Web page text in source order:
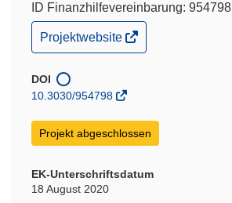
ID Finanzhilfevereinbarung: 954798
(öffnet
in
Fenster)
Projektwebsite
DOI
10.3030/954798
Projekt abgeschlossen
EK-Unterschriftsdatum
18 August 2020